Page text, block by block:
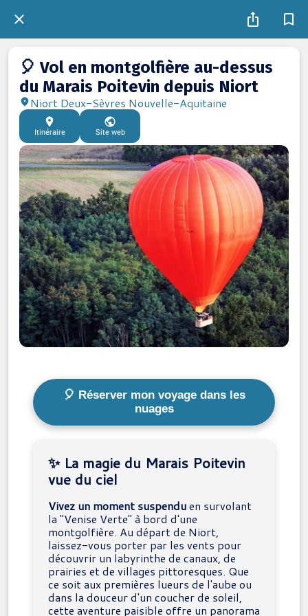
🎈 Vol en montgolfière au-dessus
du Marais Poitevin depuis Niort
Niort Deux-Sèvres Nouvelle-Aquitaine
Itinéraire Site web
🎈 Réserver mon voyage dans les
nuages
✨ La magie du Marais Poitevin
vue du ciel
Vivez un moment suspenduen survolant
la "Venise Verte" à bord d'une
montgolfière. Au départ de Niort,
laissez-vous porter par les vents pour
découvrir un labyrinthe de canaux, de
prairies et de villages pittoresques. Que
ce soit aux premières lueurs de l'aube ou
dans la douceur d'un coucher de soleil,
cette aventure paisible offre un panorama